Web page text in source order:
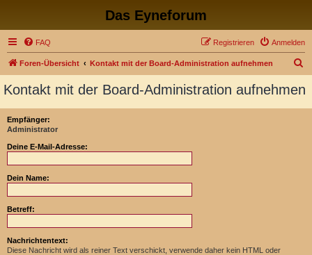
Das Eyneforum
FAQ Anmelden
Registrieren
Foren-Übersicht Kontakt mit der Board-Administration aufnehmen
c
Kontakt mit der Board-Administration aufnehmen
Empfänger:
Administrator
Deine E-Mail-Adresse:
Dein Name:
Betreff:
Nachrichtentext:
Diese Nachricht wird als reiner Text verschickt, verwende daher kein HTML oder